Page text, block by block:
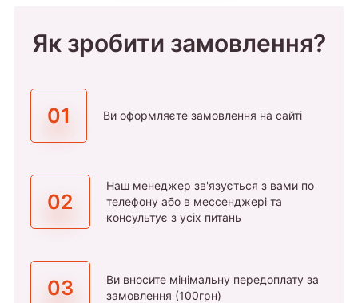
Як зробити замовлення?
01 Ви оформляєте замовлення на сайті
02
Наш менеджер зв'язується з вами по
телефону або в мессенджері та
консультує з усіх питань
03
Ви вносите мінімальну передоплату за
замовлення (100грн)